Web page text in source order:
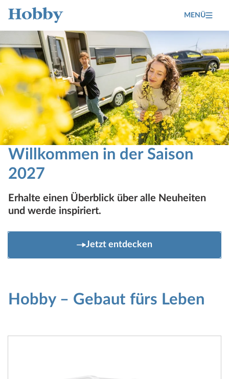
MENÜ
Hobby Caravan
Willkommen in der Saison
2027
Erhalte einen Überblick über alle Neuheiten
und werde inspiriert.
Jetzt entdecken
Hobby – Gebaut fürs Leben